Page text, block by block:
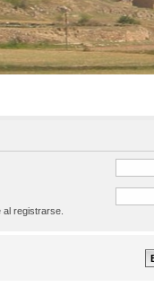
al registrarse.